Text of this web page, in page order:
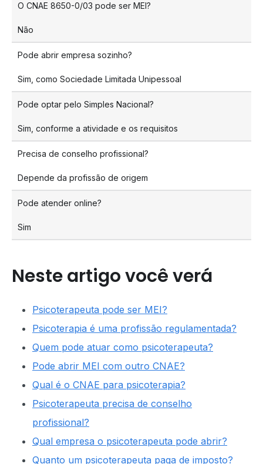
O CNAE 8650-0/03 pode ser MEI?
Não
Pode abrir empresa sozinho?
Sim, como Sociedade Limitada Unipessoal
Pode optar pelo Simples Nacional?
Sim, conforme a atividade e os requisitos
Precisa de conselho profissional?
Depende da profissão de origem
Pode atender online?
Sim
Neste artigo você verá
Psicoterapeuta pode ser MEI?
Psicoterapia é uma profissão regulamentada?
Quem pode atuar como psicoterapeuta?
Pode abrir MEI com outro CNAE?
Qual é o CNAE para psicoterapia?
Psicoterapeuta precisa de conselho
profissional?
Qual empresa o psicoterapeuta pode abrir?
Quanto um psicoterapeuta paga de imposto?